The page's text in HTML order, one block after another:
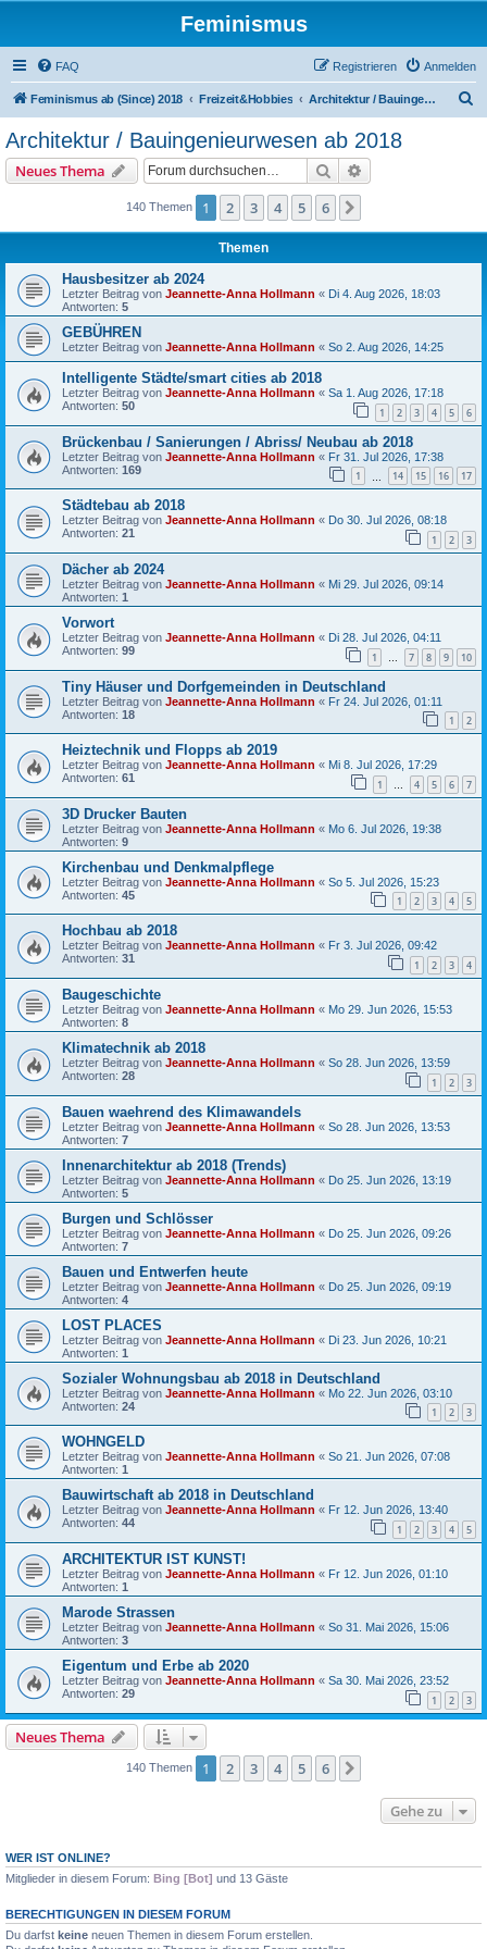
Feminismus
FAQ Anmelden
Registrieren
Feminismus ab (Since) 2018 Freizeit&Hobbies Architektur / Bauingenieurwesen ab 2018
Architektur / Bauingenieurwesen ab 2018
Neues Thema Suche
140 Themen 1 2 3 4 5 6
Themen
Hausbesitzer ab 2024
Letzter Beitrag von Jeannette-Anna Hollmann « Di 4. Aug 2026, 18:03
Antworten: 5
GEBÜHREN
Letzter Beitrag von Jeannette-Anna Hollmann « So 2. Aug 2026, 14:25
Intelligente Städte/smart cities ab 2018
Letzter Beitrag von Jeannette-Anna Hollmann « Sa 1. Aug 2026, 17:18
Antworten: 50 1 2 3 4 5 6
Brückenbau / Sanierungen / Abriss/ Neubau ab 2018
Letzter Beitrag von Jeannette-Anna Hollmann « Fr 31. Jul 2026, 17:38
Antworten: 169 1 14 15 16 17
Städtebau ab 2018
Letzter Beitrag von Jeannette-Anna Hollmann « Do 30. Jul 2026, 08:18
Antworten: 21 1 2 3
Dächer ab 2024
Letzter Beitrag von Jeannette-Anna Hollmann « Mi 29. Jul 2026, 09:14
Antworten: 1
Vorwort
Letzter Beitrag von Jeannette-Anna Hollmann « Di 28. Jul 2026, 04:11
Antworten: 99 1 … 7 8 9 10
Tiny Häuser und Dorfgemeinden in Deutschland
Letzter Beitrag von Jeannette-Anna Hollmann « Fr 24. Jul 2026, 01:11
Antworten: 18 1 2
Heiztechnik und Flopps ab 2019
Letzter Beitrag von Jeannette-Anna Hollmann « Mi 8. Jul 2026, 17:29
Antworten: 61 1 … 4 5 6 7
3D Drucker Bauten
Letzter Beitrag von Jeannette-Anna Hollmann « Mo 6. Jul 2026, 19:38
Antworten: 9
Kirchenbau und Denkmalpflege
Letzter Beitrag von Jeannette-Anna Hollmann « So 5. Jul 2026, 15:23
Antworten: 45 1 2 3 4 5
Hochbau ab 2018
Letzter Beitrag von Jeannette-Anna Hollmann « Fr 3. Jul 2026, 09:42
Antworten: 31 1 2 3 4
Baugeschichte
Letzter Beitrag von Jeannette-Anna Hollmann « Mo 29. Jun 2026, 15:53
Antworten: 8
Klimatechnik ab 2018
Letzter Beitrag von Jeannette-Anna Hollmann « So 28. Jun 2026, 13:59
Antworten: 28 1 2 3
Bauen waehrend des Klimawandels
Letzter Beitrag von Jeannette-Anna Hollmann « So 28. Jun 2026, 13:53
Antworten: 7
Innenarchitektur ab 2018 (Trends)
Letzter Beitrag von Jeannette-Anna Hollmann « Do 25. Jun 2026, 13:19
Antworten: 5
Burgen und Schlösser
Letzter Beitrag von Jeannette-Anna Hollmann « Do 25. Jun 2026, 09:26
Antworten: 7
Bauen und Entwerfen heute
Letzter Beitrag von Jeannette-Anna Hollmann « Do 25. Jun 2026, 09:19
Antworten: 4
LOST PLACES
Letzter Beitrag von Jeannette-Anna Hollmann « Di 23. Jun 2026, 10:21
Antworten: 1
Sozialer Wohnungsbau ab 2018 in Deutschland
Letzter Beitrag von Jeannette-Anna Hollmann « Mo 22. Jun 2026, 03:10
Antworten: 24 1 2 3
WOHNGELD
Letzter Beitrag von Jeannette-Anna Hollmann « So 21. Jun 2026, 07:08
Antworten: 1
Bauwirtschaft ab 2018 in Deutschland
Letzter Beitrag von Jeannette-Anna Hollmann « Fr 12. Jun 2026, 13:40
Antworten: 44 1 2 3 4 5
ARCHITEKTUR IST KUNST!
Letzter Beitrag von Jeannette-Anna Hollmann « Fr 12. Jun 2026, 01:10
Antworten: 1
Marode Strassen
Letzter Beitrag von Jeannette-Anna Hollmann « So 31. Mai 2026, 15:06
Antworten: 3
Eigentum und Erbe ab 2020
Letzter Beitrag von Jeannette-Anna Hollmann « Sa 30. Mai 2026, 23:52
Antworten: 29 1 2 3
Neues Thema
140 Themen 1 2 3 4 5 6
Gehe zu
WER IST ONLINE?
Mitglieder in diesem Forum: Bing [Bot] und 13 Gäste
BERECHTIGUNGEN IN DIESEM FORUM
Du darfst keine neuen Themen in diesem Forum erstellen.